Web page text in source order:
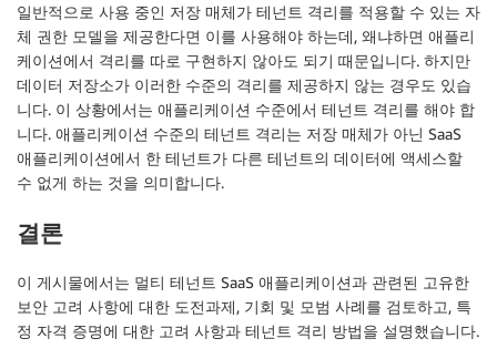
일반적으로 사용 중인 저장 매체가 테넌트 격리를 적용할 수 있는 자
체 권한 모델을 제공한다면 이를 사용해야 하는데, 왜냐하면 애플리
케이션에서 격리를 따로 구현하지 않아도 되기 때문입니다. 하지만
데이터 저장소가 이러한 수준의 격리를 제공하지 않는 경우도 있습
니다. 이 상황에서는 애플리케이션 수준에서 테넌트 격리를 해야 합
니다. 애플리케이션 수준의 테넌트 격리는 저장 매체가 아닌 SaaS
애플리케이션에서 한 테넌트가 다른 테넌트의 데이터에 액세스할
수 없게 하는 것을 의미합니다.
결론
이 게시물에서는 멀티 테넌트 SaaS 애플리케이션과 관련된 고유한
보안 고려 사항에 대한 도전과제, 기회 및 모범 사례를 검토하고, 특
정 자격 증명에 대한 고려 사항과 테넌트 격리 방법을 설명했습니다.